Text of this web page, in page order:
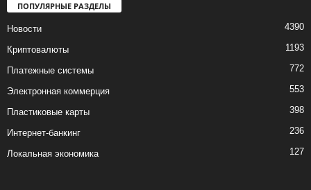
ПОПУЛЯРНЫЕ РАЗДЕЛЫ
Новости 4390
Криптовалюты 1193
Платежные системы 772
Электронная коммерция 553
Пластиковые карты 398
Интернет-банкинг 236
Локальная экономика 127